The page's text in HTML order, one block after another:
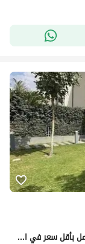
فيلا توين هاوس ريسيل استلام فوري متشطبه بالكامل بأقل سعر في السوق لسرعة البيع في كمبوند البروج الشروق